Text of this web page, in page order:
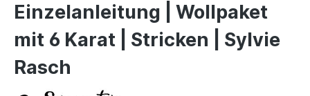
Einzelanleitung | Wollpaket
mit 6 Karat | Stricken | Sylvie
Rasch